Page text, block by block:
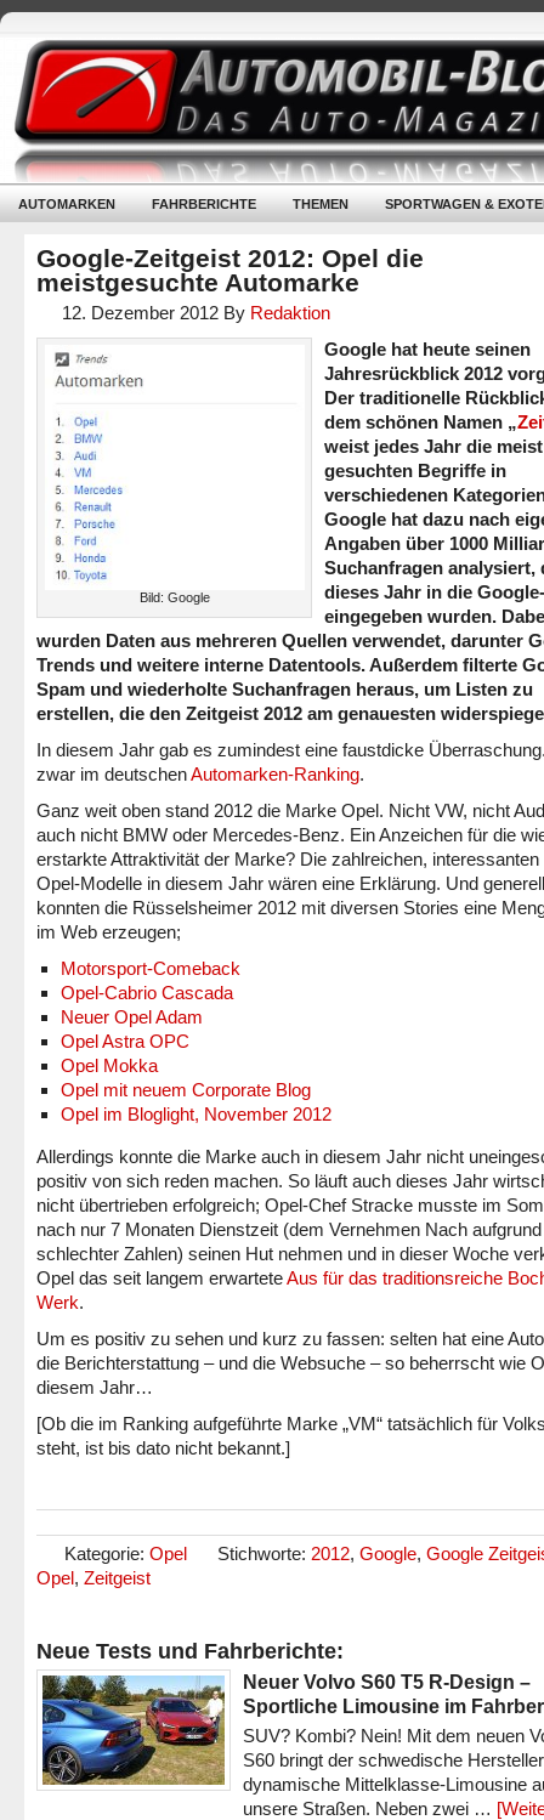
AUTOMARKEN FAHRBERICHTE THEMEN SPORTWAGEN &
Google-Zeitgeist 2012: Opel die
meistgesuchte Automarke
12. Dezember 2012 By Redaktion
Bild: Google
Google hat heute seinen
Jahresrückblick 2012
Der traditionelle
dem schönen Namen „
weist jedes Jahr die meist
gesuchten Begriffe in
verschiedenen
Google hat dazu nach
Angaben über 1000
Suchanfragen analysiert,
dieses Jahr in die
eingegeben wurden.
wurden Daten aus mehreren Quellen verwendet, darunter
Trends und weitere interne Datentools. Außerdem filterte
Spam und wiederholte Suchanfragen heraus, um Listen zu
erstellen, die den Zeitgeist 2012 am genauesten
In diesem Jahr gab es zumindest eine faustdicke
zwar im deutschenAutomarken-Ranking.
Ganz weit oben stand 2012 die Marke Opel. Nicht VW, nicht
auch nicht BMW oder Mercedes-Benz. Ein Anzeichen für die
erstarkte Attraktivität der Marke? Die zahlreichen, interessanten
Opel-Modelle in diesem Jahr wären eine Erklärung. Und generell
konnten die Rüsselsheimer 2012 mit diversen Stories eine
im Web erzeugen;
Motorsport-Comeback
Opel-Cabrio Cascada
Neuer Opel Adam
Opel Astra OPC
Opel Mokka
Opel mit neuem Corporate Blog
Opel im Bloglight, November 2012
Allerdings konnte die Marke auch in diesem Jahr nicht
positiv von sich reden machen. So läuft auch dieses Jahr
nicht übertrieben erfolgreich; Opel-Chef Stracke musste im
nach nur 7 Monaten Dienstzeit (dem Vernehmen Nach aufgrund
schlechter Zahlen) seinen Hut nehmen und in dieser Woche
Opel das seit langem erwarteteAus für das traditionsreiche
Werk.
Um es positiv zu sehen und kurz zu fassen: selten hat eine
die Berichterstattung – und die Websuche – so beherrscht wie
diesem Jahr…
[Ob die im Ranking aufgeführte Marke „VM“ tatsächlich für
steht, ist bis dato nicht bekannt.]
Kategorie: Opel Stichworte: 2012, Google, Google
Opel, Zeitgeist
Neue Tests und Fahrberichte:
Neuer Volvo S60 T5 R-Design –
Sportliche Limousine im
SUV? Kombi? Nein! Mit dem neuen
S60 bringt der schwedische
dynamische Mittelklasse-Limousine
unsere Straßen. Neben zwei …